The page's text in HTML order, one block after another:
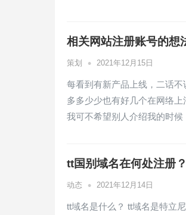
相关网站注册账号的想
策划 • 2021年12月15日
每看到有新产品上线，二话
多多少少也有好几个在网络
我可不希望别人介绍我的时候
tt国别域名在何处注册？
动态 • 2021年12月14日
tt域名是什么？ tt域名是特立